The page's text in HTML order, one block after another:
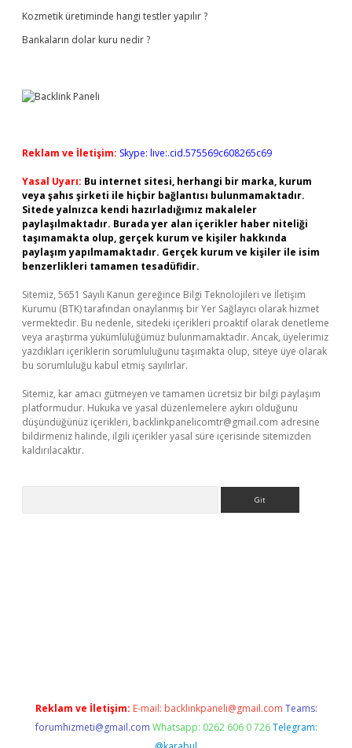
Kozmetik üretiminde hangi testler yapılır ?
Bankaların dolar kuru nedir ?
Reklam ve İletişim: Skype: live:.cid.575569c608265c69
Yasal Uyarı: Bu internet sitesi, herhangi bir marka, kurum
veya şahıs şirketi ile hiçbir bağlantısı bulunmamaktadır.
Sitede yalnızca kendi hazırladığımız makaleler
paylaşılmaktadır. Burada yer alan içerikler haber niteliği
taşımamakta olup, gerçek kurum ve kişiler hakkında
paylaşım yapılmamaktadır. Gerçek kurum ve kişiler ile isim
benzerlikleri tamamen tesadüfidir.
Sitemiz, 5651 Sayılı Kanun gereğince Bilgi Teknolojileri ve İletişim
Kurumu (BTK) tarafından onaylanmış bir Yer Sağlayıcı olarak hizmet
vermektedir. Bu nedenle, sitedeki içerikleri proaktif olarak denetleme
veya araştırma yükümlülüğümüz bulunmamaktadır. Ancak, üyelerimiz
yazdıkları içeriklerin sorumluluğunu taşımakta olup, siteye üye olarak
bu sorumluluğu kabul etmiş sayılırlar.
Sitemiz, kar amacı gütmeyen ve tamamen ücretsiz bir bilgi paylaşım
platformudur. Hukuka ve yasal düzenlemelere aykırı olduğunu
düşündüğünüz içerikleri, backlinkpanelicomtr@gmail.com adresine
bildirmeniz halinde, ilgili içerikler yasal süre içerisinde sitemizden
kaldırılacaktır.
Reklam ve İletişim: E-mail: backlinkpaneli@gmail.com Teams:
forumhizmeti@gmail.com Whatsapp: 0262 606 0 726 Telegram: